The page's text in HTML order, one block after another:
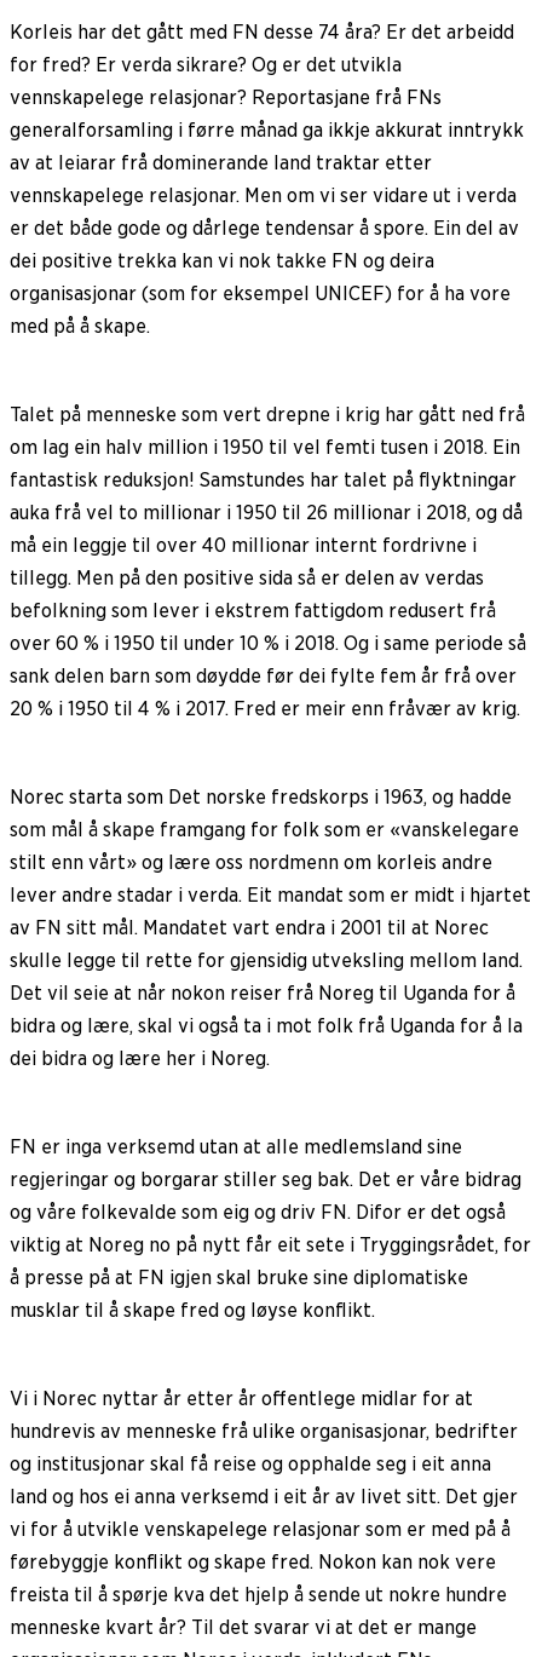
Korleis har det gått med FN desse 74 åra? Er det arbeidd
for fred? Er verda sikrare? Og er det utvikla
vennskapelege relasjonar? Reportasjane frå FNs
generalforsamling i førre månad ga ikkje akkurat inntrykk
av at leiarar frå dominerande land traktar etter
vennskapelege relasjonar. Men om vi ser vidare ut i verda
er det både gode og dårlege tendensar å spore. Ein del av
dei positive trekka kan vi nok takke FN og deira
organisasjonar (som for eksempel UNICEF) for å ha vore
med på å skape.
Talet på menneske som vert drepne i krig har gått ned frå
om lag ein halv million i 1950 til vel femti tusen i 2018. Ein
fantastisk reduksjon! Samstundes har talet på flyktningar
auka frå vel to millionar i 1950 til 26 millionar i 2018, og då
må ein leggje til over 40 millionar internt fordrivne i
tillegg. Men på den positive sida så er delen av verdas
befolkning som lever i ekstrem fattigdom redusert frå
over 60 % i 1950 til under 10 % i 2018. Og i same periode så
sank delen barn som døydde før dei fylte fem år frå over
20 % i 1950 til 4 % i 2017. Fred er meir enn fråvær av krig.
Norec starta som Det norske fredskorps i 1963, og hadde
som mål å skape framgang for folk som er «vanskelegare
stilt enn vårt» og lære oss nordmenn om korleis andre
lever andre stadar i verda. Eit mandat som er midt i hjartet
av FN sitt mål. Mandatet vart endra i 2001 til at Norec
skulle legge til rette for gjensidig utveksling mellom land.
Det vil seie at når nokon reiser frå Noreg til Uganda for å
bidra og lære, skal vi også ta i mot folk frå Uganda for å la
dei bidra og lære her i Noreg.
FN er inga verksemd utan at alle medlemsland sine
regjeringar og borgarar stiller seg bak. Det er våre bidrag
og våre folkevalde som eig og driv FN. Difor er det også
viktig at Noreg no på nytt får eit sete i Tryggingsrådet, for
å presse på at FN igjen skal bruke sine diplomatiske
musklar til å skape fred og løyse konflikt.
Vi i Norec nyttar år etter år offentlege midlar for at
hundrevis av menneske frå ulike organisasjonar, bedrifter
og institusjonar skal få reise og opphalde seg i eit anna
land og hos ei anna verksemd i eit år av livet sitt. Det gjer
vi for å utvikle venskapelege relasjonar som er med på å
førebyggje konflikt og skape fred. Nokon kan nok vere
freista til å spørje kva det hjelp å sende ut nokre hundre
menneske kvart år? Til det svarar vi at det er mange